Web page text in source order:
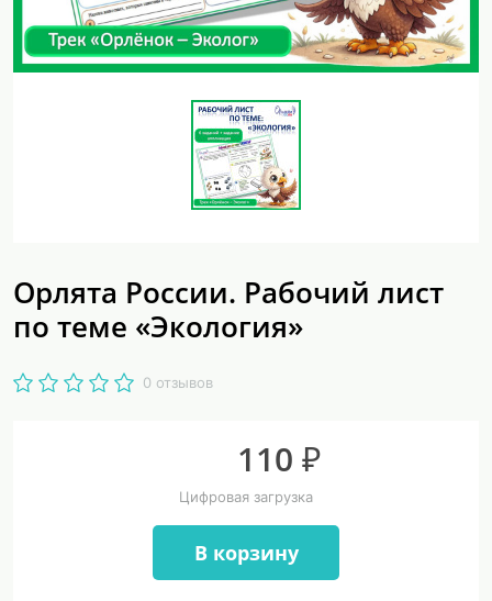
Орлята России. Рабочий лист
по теме «Экология»
0 отзывов
110 ₽
Цифровая загрузка
В корзину